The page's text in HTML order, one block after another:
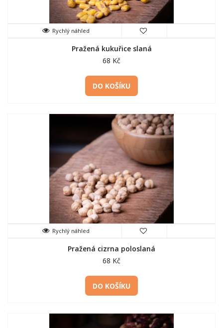
Rychlý náhled
Pražená kukuřice slaná
68 Kč
DO KOŠÍKU
Rychlý náhled
Pražená cizrna poloslaná
68 Kč
DO KOŠÍKU